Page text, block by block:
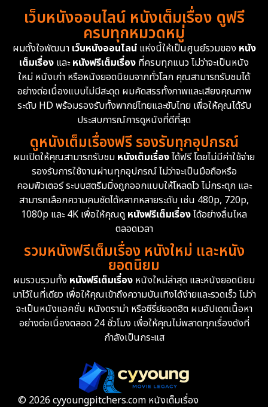
Detective สืบสวน
Disney+ 4
Documentary สารคดี 95
Drama ดราม่า
Dystopian 16
Emotional 61
Epic มหากาพย์ 225
Family ครอบครัว 372
Fantasy จินตนาการ 339
Fiction 9
1983
1982
1981
1974
1962
เว็บหนังออนไลน์ หนังเต็มเรื่อง ดูฟรี
ครบทุกหมวดหมู่
ผมตั้งใจพัฒนา เว็บหนังออนไลน์แห่งนี้ให้เป็นศูนย์รวมของ หนัง
เต็มเรื่อง และหนังฟรีเต็มเรื่อง ที่ครบทุกแนว ไม่ว่าจะเป็นหนัง
ใหม่ หนังเก่า หรือหนังยอดนิยมจากทั่วโลก คุณสามารถรับชมได้
อย่างต่อเนื่องแบบไม่มีสะดุด ผมคัดสรรทั้งภาพและเสียงคุณภาพ
ระดับ HD พร้อมรองรับทั้งพากย์ไทยและซับไทย เพื่อให้คุณได้รับ
ประสบการณ์การดูหนังที่ดีที่สุด
ดูหนังเต็มเรื่องฟรี รองรับทุกอุปกรณ์
ผมเปิดให้คุณสามารถรับชม หนังเต็มเรื่องได้ฟรี โดยไม่มีค่าใช้จ่าย
รองรับการใช้งานผ่านทุกอุปกรณ์ ไม่ว่าจะเป็นมือถือหรือ
คอมพิวเตอร์ ระบบสตรีมมิ่งถูกออกแบบให้โหลดไว ไม่กระตุก และ
สามารถเลือกความคมชัดได้หลากหลายระดับ เช่น 480p, 720p,
1080p และ 4K เพื่อให้คุณดูหนังฟรีเต็มเรื่องได้อย่างลื่นไหล
ตลอดเวลา
รวมหนังฟรีเต็มเรื่อง หนังใหม่ และหนัง
ยอดนิยม
ผมรวบรวมทั้ง หนังฟรีเต็มเรื่อง หนังใหม่ล่าสุด และหนังยอดนิยม
มาไว้ในที่เดียว เพื่อให้คุณเข้าถึงความบันเทิงได้ง่ายและรวดเร็ว ไม่ว่า
จะเป็นหนังแอคชั่น หนังดราม่า หรือซีรี่ย์ยอดฮิต ผมอัปเดตเนื้อหา
อย่างต่อเนื่องตลอด 24 ชั่วโมง เพื่อให้คุณไม่พลาดทุกเรื่องดังที่
กำลังเป็นกระแส
© 2026 cyyoungpitchers.com หนังเต็มเรื่อง